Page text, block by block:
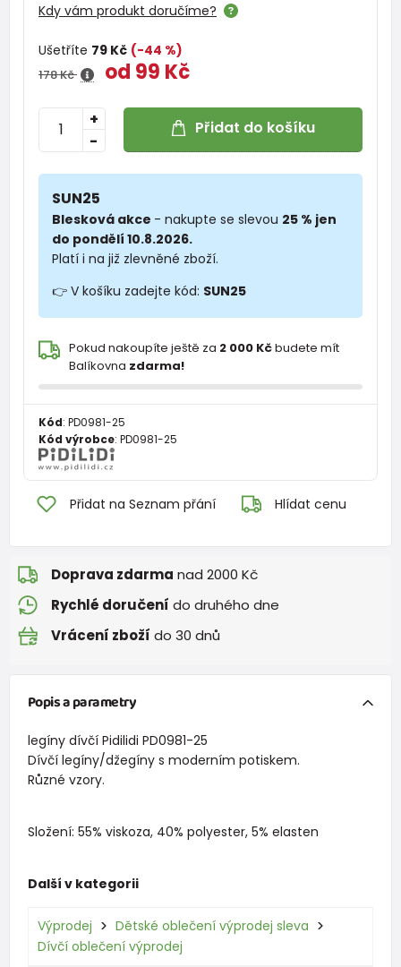
Kdy vám produkt doručíme?
Ušetříte 79 Kč (-44 %)
178 Kč od 99 Kč
-
+ Přidat do košíku
SUN25
Blesková akce - nakupte se slevou 25 % jen
do pondělí 10.8.2026.
Platí i na již zlevněné zboží.
👉 V košíku zadejte kód: SUN25
Pokud nakoupíte ještě za 2 000 Kčbudete mít
Balíkovna zdarma!
Kód: PD0981-25
Kód výrobce: PD0981-25
Přidat na Seznam přání Hlídat cenu
Doprava zdarma nad 2000 Kč
Rychlé doručení do druhého dne
Vrácení zboží do 30 dnů
Popis a parametry
legíny dívčí Pidilidi PD0981-25
Dívčí legíny/džegíny s moderním potiskem.
Různé vzory.
Složení: 55% viskoza, 40% polyester, 5% elasten
Další v kategorii
Výprodej
Dětské oblečení výprodej sleva
Dívčí oblečení výprodej